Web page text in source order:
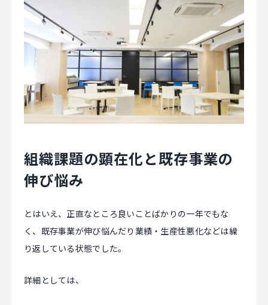
組織課題の顕在化と既存事業の
伸び悩み
とはいえ、正直なところ良いことばかりの一年でもな
く、既存事業が伸び悩んだり業績・生産性悪化などは繰
り返している状態でした。
詳細としては、